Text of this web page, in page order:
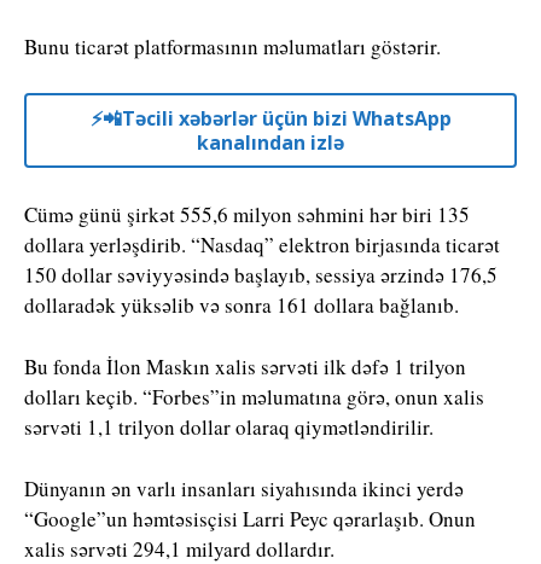
Bunu ticarət platformasının məlumatları göstərir.
⚡️📲Təcili xəbərlər üçün bizi WhatsApp
kanalından izlə
Cümə günü şirkət 555,6 milyon səhmini hər biri 135
dollara yerləşdirib. “Nasdaq” elektron birjasında ticarət
150 dollar səviyyəsində başlayıb, sessiya ərzində 176,5
dollaradək yüksəlib və sonra 161 dollara bağlanıb.
Bu fonda İlon Maskın xalis sərvəti ilk dəfə 1 trilyon
dolları keçib. “Forbes”in məlumatına görə, onun xalis
sərvəti 1,1 trilyon dollar olaraq qiymətləndirilir.
Dünyanın ən varlı insanları siyahısında ikinci yerdə
“Google”un həmtəsisçisi Larri Peyc qərarlaşıb. Onun
xalis sərvəti 294,1 milyard dollardır.